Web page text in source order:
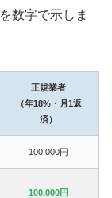
数字で示しま
正規業者
（年18%・月1返
済）
100,000円
100,000円